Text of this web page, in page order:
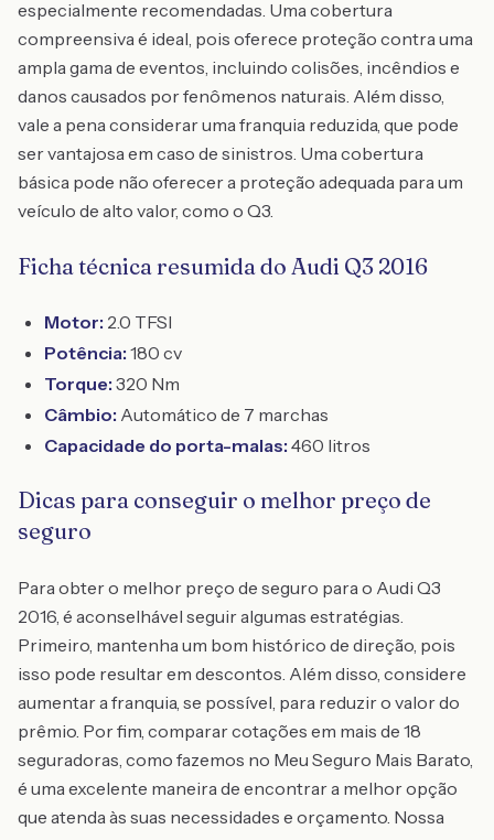
especialmente recomendadas. Uma cobertura
compreensiva é ideal, pois oferece proteção contra uma
ampla gama de eventos, incluindo colisões, incêndios e
danos causados por fenômenos naturais. Além disso,
vale a pena considerar uma franquia reduzida, que pode
ser vantajosa em caso de sinistros. Uma cobertura
básica pode não oferecer a proteção adequada para um
veículo de alto valor, como o Q3.
Ficha técnica resumida do Audi Q3 2016
Motor: 2.0 TFSI
Potência: 180 cv
Torque: 320 Nm
Câmbio: Automático de 7 marchas
Capacidade do porta-malas: 460 litros
Dicas para conseguir o melhor preço de
seguro
Para obter o melhor preço de seguro para o Audi Q3
2016, é aconselhável seguir algumas estratégias.
Primeiro, mantenha um bom histórico de direção, pois
isso pode resultar em descontos. Além disso, considere
aumentar a franquia, se possível, para reduzir o valor do
prêmio. Por fim, comparar cotações em mais de 18
seguradoras, como fazemos no Meu Seguro Mais Barato,
é uma excelente maneira de encontrar a melhor opção
que atenda às suas necessidades e orçamento. Nossa